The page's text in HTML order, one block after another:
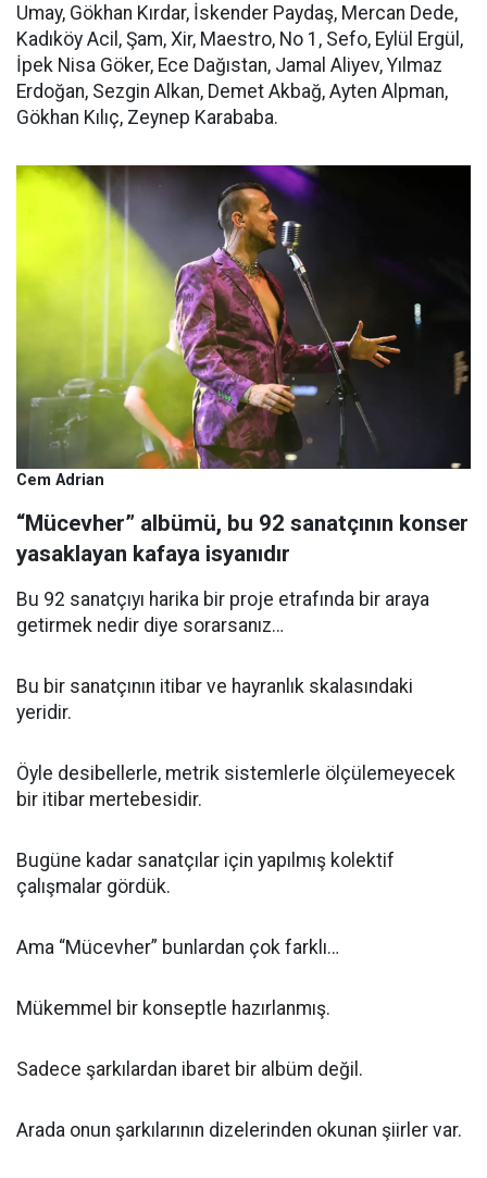
Umay, Gökhan Kırdar, İskender Paydaş, Mercan Dede,
Kadıköy Acil, Şam, Xir, Maestro, No 1, Sefo, Eylül Ergül,
İpek Nisa Göker, Ece Dağıstan, Jamal Aliyev, Yılmaz
Erdoğan, Sezgin Alkan, Demet Akbağ, Ayten Alpman,
Gökhan Kılıç, Zeynep Karababa.
Cem Adrian
“Mücevher” albümü, bu 92 sanatçının konser
yasaklayan kafaya isyanıdır
Bu 92 sanatçıyı harika bir proje etrafında bir araya
getirmek nedir diye sorarsanız…
Bu bir sanatçının itibar ve hayranlık skalasındaki
yeridir.
Öyle desibellerle, metrik sistemlerle ölçülemeyecek
bir itibar mertebesidir.
Bugüne kadar sanatçılar için yapılmış kolektif
çalışmalar gördük.
Ama “Mücevher” bunlardan çok farklı…
Mükemmel bir konseptle hazırlanmış.
Sadece şarkılardan ibaret bir albüm değil.
Arada onun şarkılarının dizelerinden okunan şiirler var.